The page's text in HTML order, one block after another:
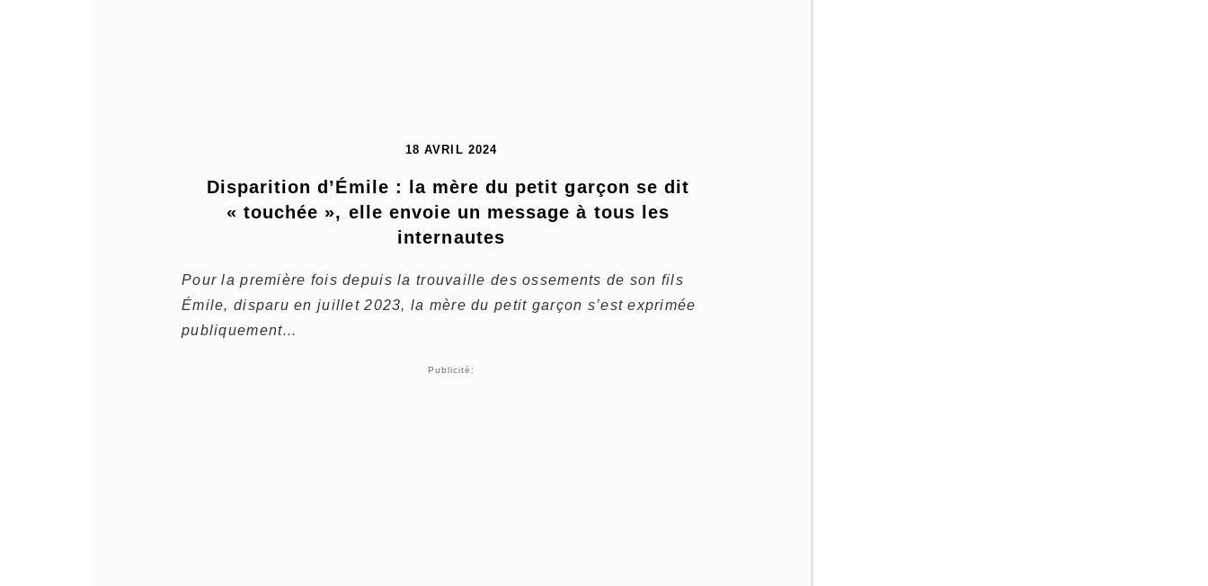
18 AVRIL 2024
Disparition d’Émile : la mère du petit garçon se dit
« touchée », elle envoie un message à tous les
internautes
Pour la première fois depuis la trouvaille des ossements de son fils
Émile, disparu en juillet 2023, la mère du petit garçon s’est exprimée
publiquement…
Publicité: